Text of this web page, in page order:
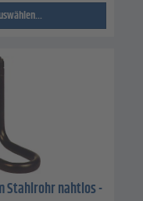
Stahlrohr nahtlos -